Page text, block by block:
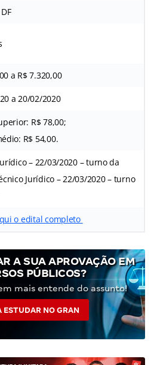
a R$ 7.320,00
a 20/02/2020
R$ 78,00;
R$ 54,00.
– 22/03/2020 – turno da
Jurídico – 22/03/2020 – turno
o edital completo
A SUA APROVAÇÃO EM
PÚBLICOS?
mais entende do assunto!
ESTUDAR NO GRAN